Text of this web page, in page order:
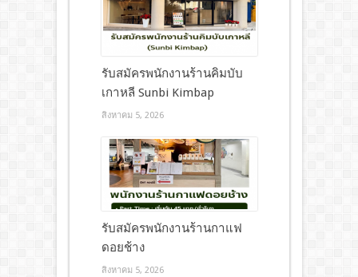
รับสมัครพนักงานร้านคิมบับ
เกาหลี Sunbi Kimbap
สิงหาคม 5, 2026
รับสมัครพนักงานร้านกาแฟ
ดอยช้าง
สิงหาคม 5, 2026